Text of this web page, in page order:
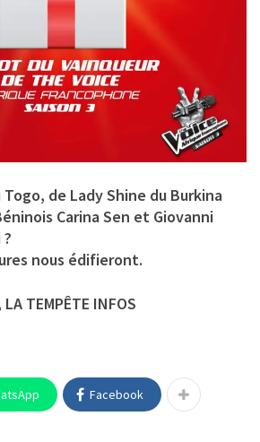
de Lady Shine du Burkina
Carina Sen et Giovanni
nous édifieront.
TEMPÊTE INFOS
Facebook